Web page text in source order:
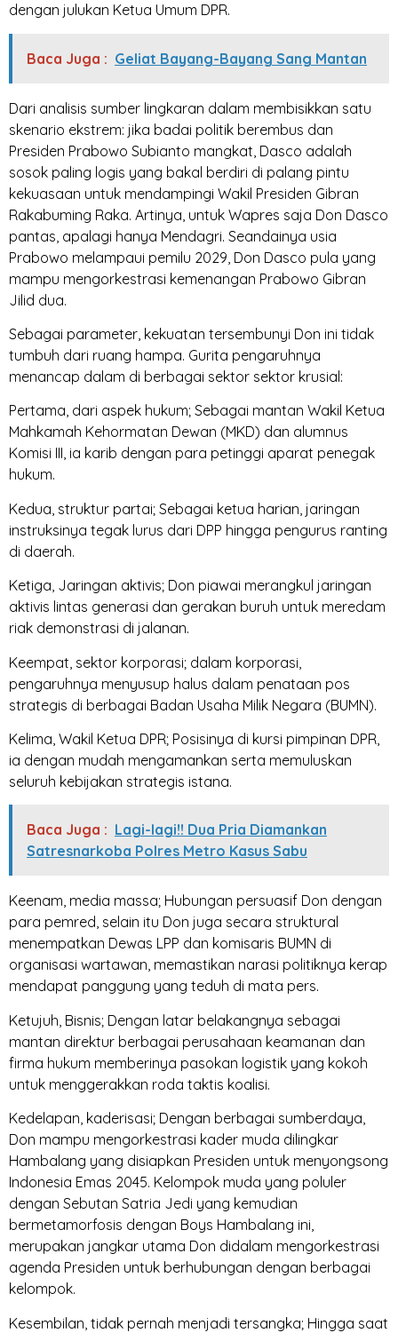
dengan julukan Ketua Umum DPR.
Baca Juga : Geliat Bayang-Bayang Sang Mantan
Dari analisis sumber lingkaran dalam membisikkan satu
skenario ekstrem: jika badai politik berembus dan
Presiden Prabowo Subianto mangkat, Dasco adalah
sosok paling logis yang bakal berdiri di palang pintu
kekuasaan untuk mendampingi Wakil Presiden Gibran
Rakabuming Raka. Artinya, untuk Wapres saja Don Dasco
pantas, apalagi hanya Mendagri. Seandainya usia
Prabowo melampaui pemilu 2029, Don Dasco pula yang
mampu mengorkestrasi kemenangan Prabowo Gibran
Jilid dua.
Sebagai parameter, kekuatan tersembunyi Don ini tidak
tumbuh dari ruang hampa. Gurita pengaruhnya
menancap dalam di berbagai sektor sektor krusial:
Pertama, dari aspek hukum; Sebagai mantan Wakil Ketua
Mahkamah Kehormatan Dewan (MKD) dan alumnus
Komisi III, ia karib dengan para petinggi aparat penegak
hukum.
Kedua, struktur partai; Sebagai ketua harian, jaringan
instruksinya tegak lurus dari DPP hingga pengurus ranting
di daerah.
Ketiga, Jaringan aktivis; Don piawai merangkul jaringan
aktivis lintas generasi dan gerakan buruh untuk meredam
riak demonstrasi di jalanan.
Keempat, sektor korporasi; dalam korporasi,
pengaruhnya menyusup halus dalam penataan pos
strategis di berbagai Badan Usaha Milik Negara (BUMN).
Kelima, Wakil Ketua DPR; Posisinya di kursi pimpinan DPR,
ia dengan mudah mengamankan serta memuluskan
seluruh kebijakan strategis istana.
Baca Juga : Lagi-lagi!! Dua Pria Diamankan
Satresnarkoba Polres Metro Kasus Sabu
Keenam, media massa; Hubungan persuasif Don dengan
para pemred, selain itu Don juga secara struktural
menempatkan Dewas LPP dan komisaris BUMN di
organisasi wartawan, memastikan narasi politiknya kerap
mendapat panggung yang teduh di mata pers.
Ketujuh, Bisnis; Dengan latar belakangnya sebagai
mantan direktur berbagai perusahaan keamanan dan
firma hukum memberinya pasokan logistik yang kokoh
untuk menggerakkan roda taktis koalisi.
Kedelapan, kaderisasi; Dengan berbagai sumberdaya,
Don mampu mengorkestrasi kader muda dilingkar
Hambalang yang disiapkan Presiden untuk menyongsong
Indonesia Emas 2045. Kelompok muda yang poluler
dengan Sebutan Satria Jedi yang kemudian
bermetamorfosis dengan Boys Hambalang ini,
merupakan jangkar utama Don didalam mengorkestrasi
agenda Presiden untuk berhubungan dengan berbagai
kelompok.
Kesembilan, tidak pernah menjadi tersangka; Hingga saat